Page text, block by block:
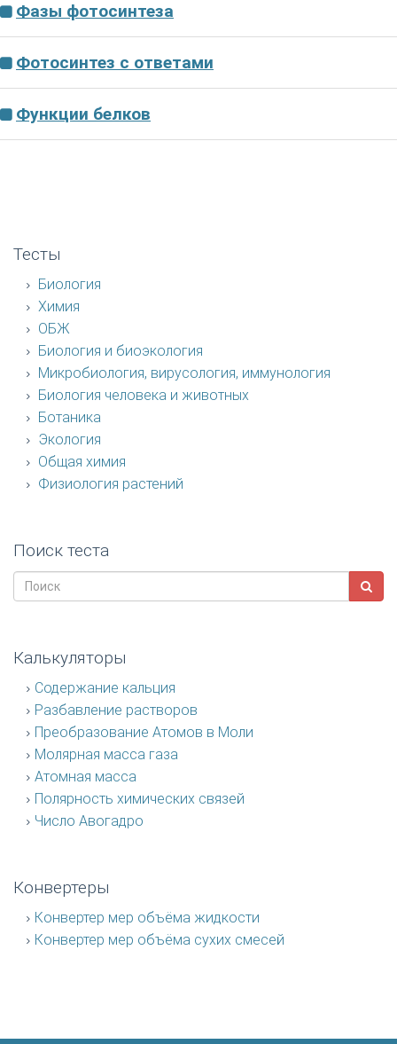
Фазы фотосинтеза
Фотосинтез с ответами
Функции белков
Тесты
Биология
Химия
ОБЖ
Биология и биоэкология
Микробиология, вирусология, иммунология
Биология человека и животных
Ботаника
Экология
Общая химия
Физиология растений
Поиск теста
Калькуляторы
Содержание кальция
Разбавление растворов
Преобразование Атомов в Моли
Молярная масса газа
Атомная масса
Полярность химических связей
Число Авогадро
Конвертеры
Конвертер мер объёма жидкости
Конвертер мер объёма сухих смесей